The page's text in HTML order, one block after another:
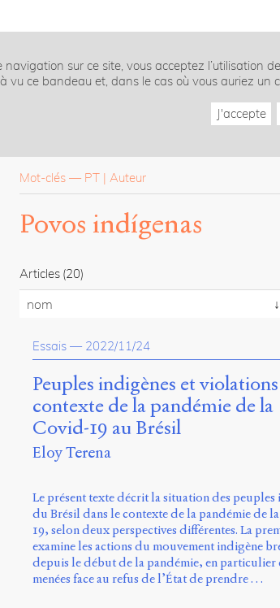
sur ce site, vous acceptez l’utilisation
vu ce bandeau et, dans le cas où vous auriez un
J'accepte
Mot-clés — PT Auteur
Povos indígenas
Articles (20)
nom
Essais — 2022/11/24
Peuples indigènes et
contexte de la pandémie de la
Covid-19 au Brésil
Eloy Terena
Le présent texte décrit la situation des peuples
du Brésil dans le contexte de la pandémie de
19, selon deux perspectives différentes. La
examine les actions du mouvement indigène
depuis le début de la pandémie, en particulier
menées face au refus de l’État de prendre …